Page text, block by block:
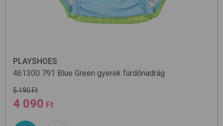
PLAYSHOES
461300 791 Blue Green gyerek fürdőnadrág
5 190 Ft
4 090 Ft